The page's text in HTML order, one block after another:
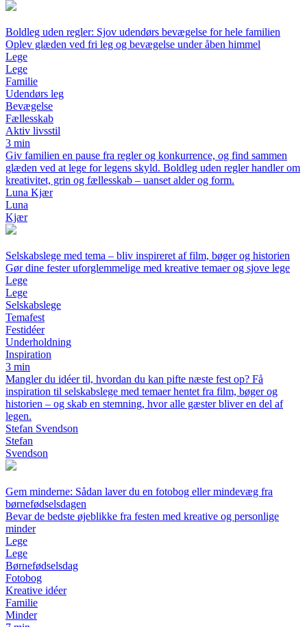
Boldleg uden regler: Sjov udendørs bevægelse for hele familien
Oplev glæden ved fri leg og bevægelse under åben himmel
Lege
Lege
Familie
Udendørs leg
Bevægelse
Fællesskab
Aktiv livsstil
3 min
Giv familien en pause fra regler og konkurrence, og find sammen
glæden ved at lege for legens skyld. Boldleg uden regler handler om
kreativitet, grin og fællesskab – uanset alder og form.
Luna Kjær
Luna
Kjær
Selskabslege med tema – bliv inspireret af film, bøger og historien
Gør dine fester uforglemmelige med kreative temaer og sjove lege
Lege
Lege
Selskabslege
Temafest
Festidéer
Underholdning
Inspiration
3 min
Mangler du idéer til, hvordan du kan pifte næste fest op? Få
inspiration til selskabslege med temaer hentet fra film, bøger og
historien – og skab en stemning, hvor alle gæster bliver en del af
legen.
Stefan Svendson
Stefan
Svendson
Gem minderne: Sådan laver du en fotobog eller mindevæg fra
børnefødselsdagen
Bevar de bedste øjeblikke fra festen med kreative og personlige
minder
Lege
Lege
Børnefødselsdag
Fotobog
Kreative idéer
Familie
Minder